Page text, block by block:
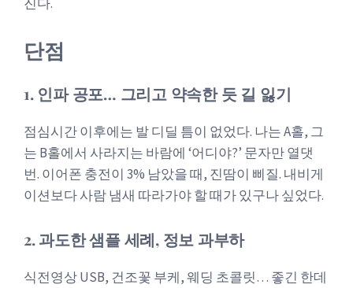
단점
1. 인파 공포… 그리고 약속한 듯 길 잃기
점심시간 이후에는 발 디딜 틈이 없었다. 나는 A홀, 그
는 B홀에서 사라지는 바람에 ‘어디야?’ 문자만 열댓
번. 이어폰 충전이 3% 남았을 때, 진땀이 삐질. 내비게
이션보다 사람 냄새 따라가야 할 때가 있구나 싶었다.
2. 과도한 샘플 세례, 정보 과부하
식전영상 USB, 건조꽃 부케, 웨딩 초콜릿… 좋긴 한데